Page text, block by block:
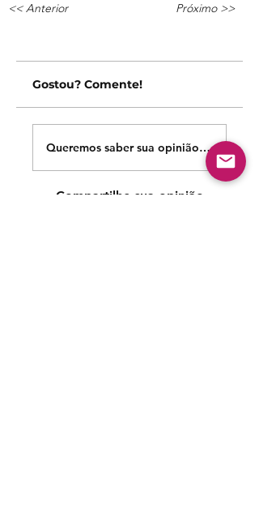
<< Anterior Próximo >>
Gostou? Comente!
Queremos saber sua opinião sobre
Compartilhe sua opinião